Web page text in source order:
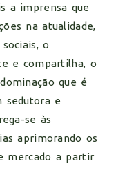
a imprensa que
na atualidade,
o
e compartilha, o
que é
sedutora e
se às
aprimorando os
mercado a partir